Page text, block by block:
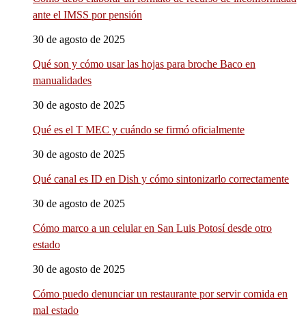
ante el IMSS por pensión
30 de agosto de 2025
Qué son y cómo usar las hojas para broche Baco en
manualidades
30 de agosto de 2025
Qué es el T MEC y cuándo se firmó oficialmente
30 de agosto de 2025
Qué canal es ID en Dish y cómo sintonizarlo correctamente
30 de agosto de 2025
Cómo marco a un celular en San Luis Potosí desde otro
estado
30 de agosto de 2025
Cómo puedo denunciar un restaurante por servir comida en
mal estado